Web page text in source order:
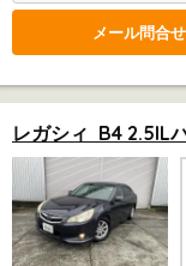
メール問合せ
レガシィ B4 2.5IL